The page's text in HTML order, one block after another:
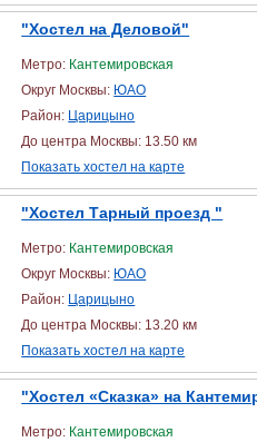
"Хостел на Деловой"
Метро: Кантемировская
Округ Москвы: ЮАО
Район: Царицыно
До центра Москвы: 13.50 км
Показать хостел на карте
"Хостел Тарный проезд "
Метро: Кантемировская
Округ Москвы: ЮАО
Район: Царицыно
До центра Москвы: 13.20 км
Показать хостел на карте
"Хостел «Сказка» на
Метро: Кантемировская